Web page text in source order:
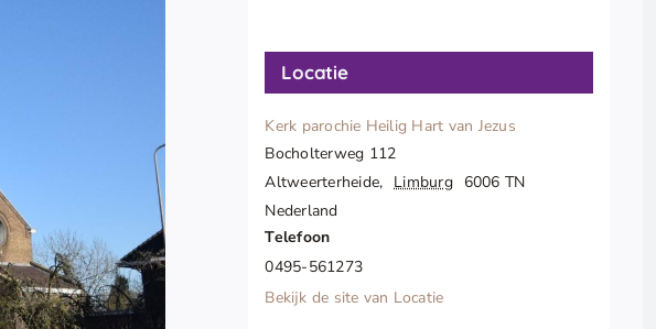
Locatie
Kerk parochie Heilig Hart van Jezus
Bocholterweg 112
Altweerterheide, Limburg 6006 TN
Nederland
Telefoon
0495-561273
Bekijk de site van Locatie